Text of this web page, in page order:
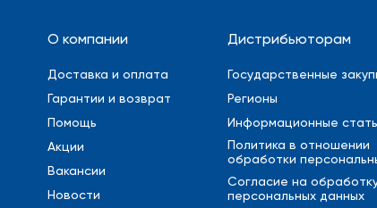
О компании
Доставка и оплата
Гарантии и возврат
Помощь
Акции
Вакансии
Новости
Дистрибьюторам
Государственные
Регионы
Информационные
Политика в отношении
обработки
Cогласие на
персональных данных